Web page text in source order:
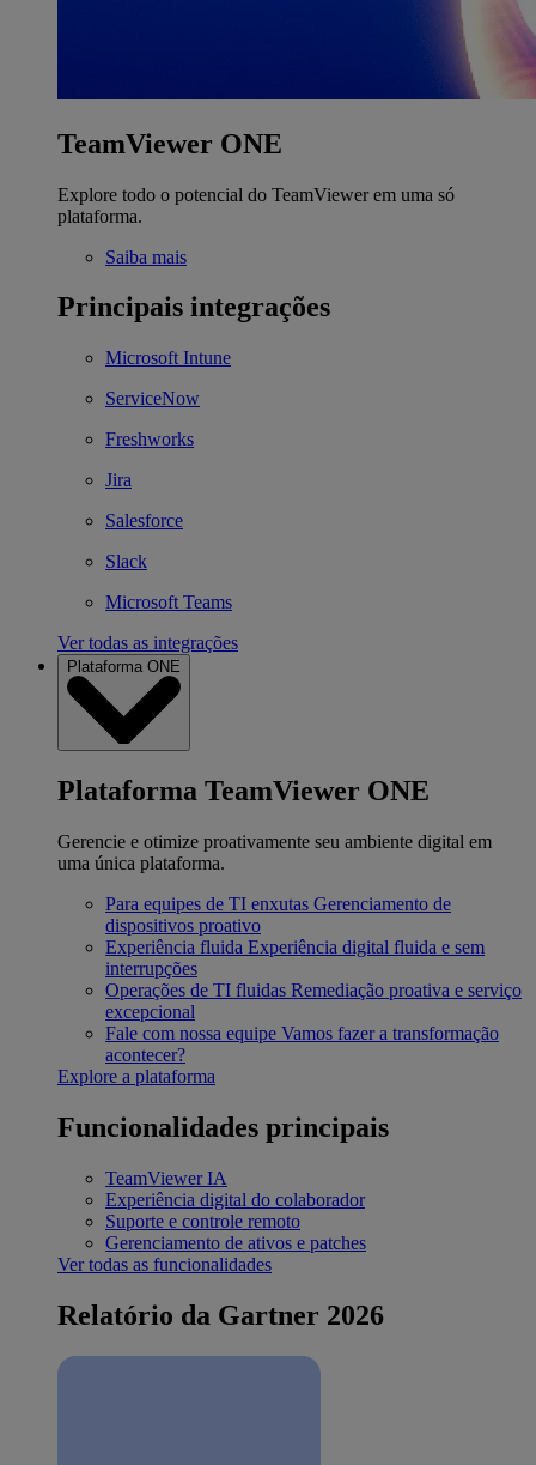
TeamViewer ONE
Explore todo o potencial do TeamViewer em uma só
plataforma.
Saiba mais
Principais integrações
Microsoft Intune
ServiceNow
Freshworks
Jira
Salesforce
Slack
Microsoft Teams
Ver todas as integrações
Plataforma ONE
Plataforma TeamViewer ONE
Gerencie e otimize proativamente seu ambiente digital em
uma única plataforma.
Para equipes de TI enxutas Gerenciamento de
dispositivos proativo
Experiência fluida Experiência digital fluida e sem
interrupções
Operações de TI fluidas Remediação proativa e serviço
excepcional
Fale com nossa equipe Vamos fazer a transformação
acontecer?
Explore a plataforma
Funcionalidades principais
TeamViewer IA
Experiência digital do colaborador
Suporte e controle remoto
Gerenciamento de ativos e patches
Ver todas as funcionalidades
Relatório da Gartner 2026